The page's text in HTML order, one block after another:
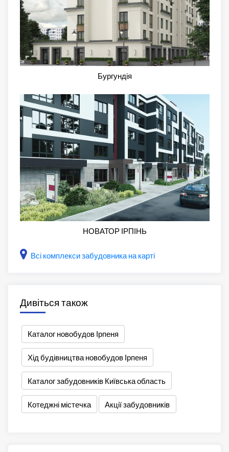
Бургундія
НОВАТОР ІРПІНЬ
Всі комплекси забудовника на карті
Дивіться також
Каталог новобудов Ірпеня
Хід будівництва новобудов Ірпеня
Каталог забудовників Київська область
Котеджні містечка Акції забудовників